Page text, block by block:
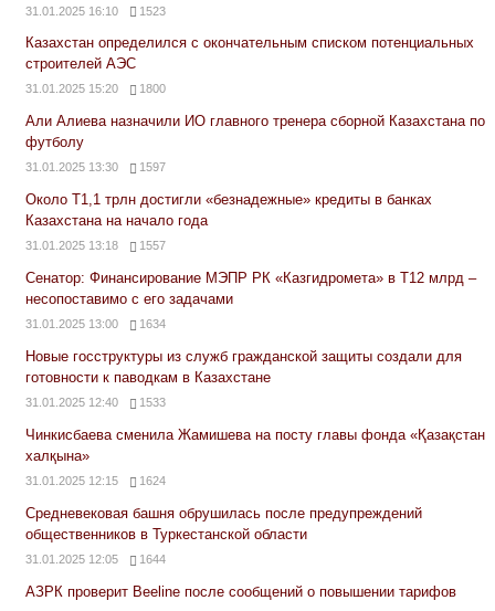
31.01.2025 16:10 1523
Казахстан определился с окончательным списком потенциальных
строителей АЭС
31.01.2025 15:20 1800
Али Алиева назначили ИО главного тренера сборной Казахстана по
футболу
31.01.2025 13:30 1597
Около Т1,1 трлн достигли «безнадежные» кредиты в банках
Казахстана на начало года
31.01.2025 13:18 1557
Сенатор: Финансирование МЭПР РК «Казгидромета» в Т12 млрд –
несопоставимо с его задачами
31.01.2025 13:00 1634
Новые госструктуры из служб гражданской защиты создали для
готовности к паводкам в Казахстане
31.01.2025 12:40 1533
Чинкисбаева сменила Жамишева на посту главы фонда «Қазақстан
халқына»
31.01.2025 12:15 1624
Средневековая башня обрушилась после предупреждений
общественников в Туркестанской области
31.01.2025 12:05 1644
АЗРК проверит Beeline после сообщений о повышении тарифов